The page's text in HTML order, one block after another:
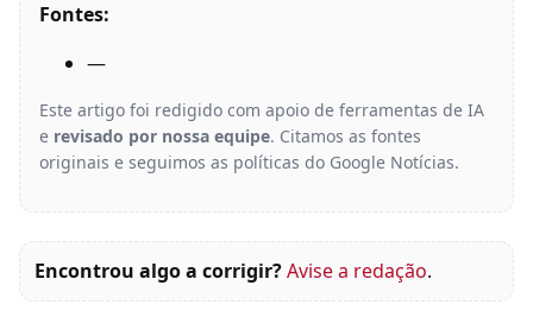
Fontes:
—
Este artigo foi redigido com apoio de ferramentas de IA
e revisado por nossa equipe. Citamos as fontes
originais e seguimos as políticas do Google Notícias.
Encontrou algo a corrigir?Avise a redação.